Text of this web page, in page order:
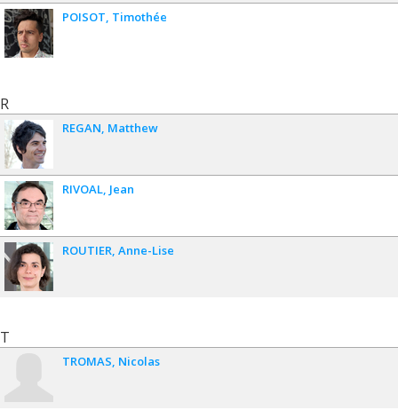
POISOT Timothée
R
REGAN Matthew
RIVOAL Jean
ROUTIER Anne-Lise
T
TROMAS Nicolas